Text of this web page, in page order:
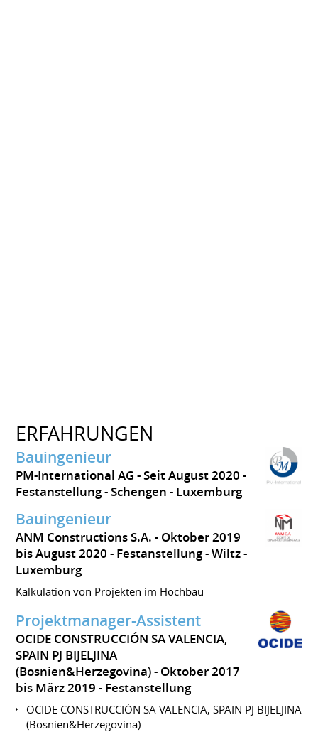
ERFAHRUNGEN
Bauingenieur
PM-International AG
Seit August 2020
Festanstellung Schengen Luxemburg
Bauingenieur
ANM Constructions S.A.
Oktober 2019
bis August 2020 Festanstellung Wiltz
Luxemburg
Kalkulation von Projekten im Hochbau
Projektmanager-Assistent
OCIDE CONSTRUCCIÓN SA VALENCIA,
SPAIN PJ BIJELJINA
(Bosnien&Herzegovina)
Oktober 2017
bis März 2019 Festanstellung
OCIDE CONSTRUCCIÓN SA VALENCIA, SPAIN PJ BIJELJINA
(Bosnien&Herzegovina)